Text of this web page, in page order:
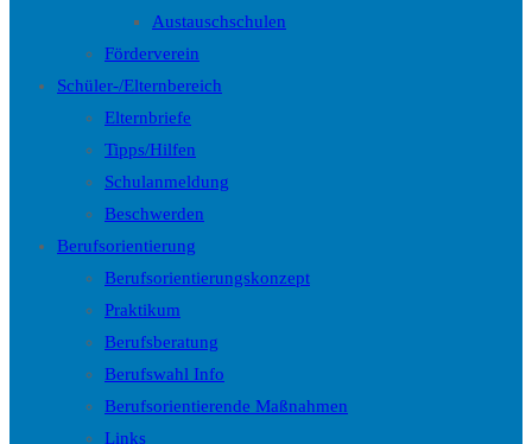
Austauschschulen
Förderverein
Schüler-/Elternbereich
Elternbriefe
Tipps/Hilfen
Schulanmeldung
Beschwerden
Berufsorientierung
Berufsorientierungskonzept
Praktikum
Berufsberatung
Berufswahl Info
Berufsorientierende Maßnahmen
Links